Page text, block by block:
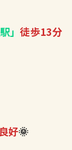
」徒歩13分
好🌞